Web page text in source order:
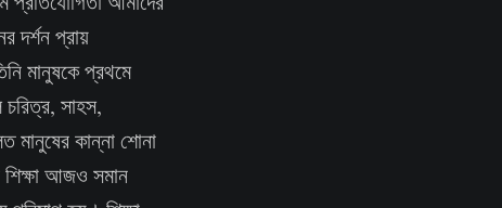
দর্শন প্রায়
মানুষকে প্রথমে
চরিত্র, সাহস,
মানুষের কান্না শোনা
শিক্ষা আজও সমান